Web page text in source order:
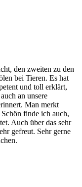
den zweiten zu den
bei Tieren. Es hat
und toll erklärt,
an unsere
Man merkt
finde ich auch,
Auch über das sehr
gefreut. Sehr gerne